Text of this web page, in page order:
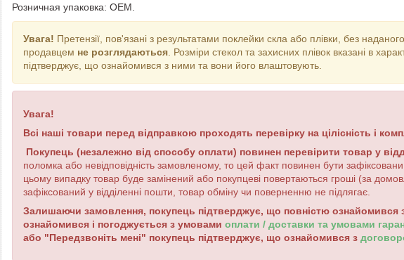
Розничная упаковка: OEM.
Увага! Претензії, пов'язані з результатами поклейки скла або плівки, без
продавцем не розглядаються . Розміри стекол та захисних плівок вказані в
підтверджує, що ознайомився з ними та вони його влаштовують.
Увага!
Всі наші товари перед відправкою проходять перевірку на цілісність і
Покупець (незалежно від способу оплати) повинен перевірити товар у
поломка або невідповідність замовленому, то цей факт повинен бути
цьому випадку товар буде замінений або покупцеві повертаються гроші (за
зафіксований у відділенні пошти, товар обміну чи поверненню не підлягає.
Залишаючи замовлення, покупець підтверджує, що повністю ознайомився
ознайомився і погоджується з умовами оплати / доставки та умовами
або "Передзвоніть мені" покупець підтверджує, що ознайомився з